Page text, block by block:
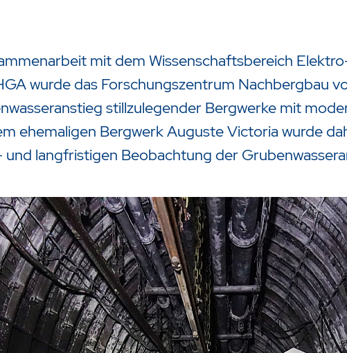
starten oder ESC um die Suche zu schließen.
mit dem Wissenschaftsbereich
wurde das Forschungszentrum Nachbergbau
stillzulegender Bergwerke mit
ehemaligen Bergwerk Auguste Victoria wurde
langfristigen Beobachtung der